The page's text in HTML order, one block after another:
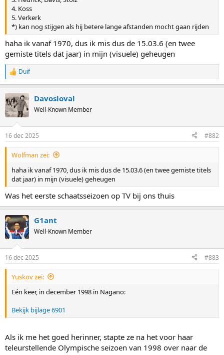
4. Koss
5. Verkerk
*) kan nog stijgen als hij betere lange afstanden mocht gaan rijden
haha ik vanaf 1970, dus ik mis dus de 15.03.6 (en twee
gemiste titels dat jaar) in mijn (visuele) geheugen
R
e
c
t
i
s
:
Duif
Davosloval
Well-Known Member
16 dec 2025 #882
Wolfman zei:
haha ik vanaf 1970, dus ik mis dus de 15.03.6 (en twee gemiste titels
dat jaar) in mijn (visuele) geheugen
Was het eerste schaatsseizoen op TV bij ons thuis
G1ant
Well-Known Member
16 dec 2025 #883
Yuskov zei:
Eén keer, in december 1998 in Nagano:
Bekijk bijlage 6901
Als ik me het goed herinner, stapte ze na het voor haar
teleurstellende Olympische seizoen van 1998 over naar de